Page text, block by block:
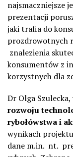
najsmaczniejsze
prezentacji
jaki trafia do
prozdrowotnych
znalezienia
konsumentów z
korzystnych dla
Dr Olga
rozwoju
rybołówstwa i
wynikach
dane m.in. nt.